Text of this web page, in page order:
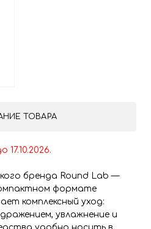
ТОВАРА
бренда Round Lab —
формате
комплексный уход:
увлажнение и